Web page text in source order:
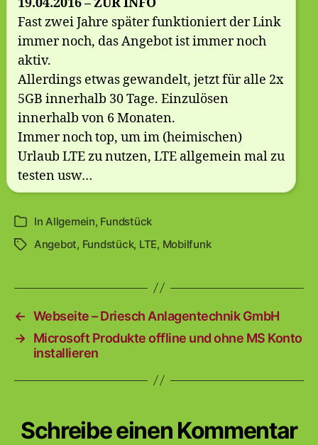
Fast zwei Jahre später funktioniert der Link
immer noch, das Angebot ist immer noch
aktiv.
Allerdings etwas gewandelt, jetzt für alle 2x
5GB innerhalb 30 Tage. Einzulösen
innerhalb von 6 Monaten.
Immer noch top, um im (heimischen)
Urlaub LTE zu nutzen, LTE allgemein mal zu
testen usw…
Kategorien
In Allgemein, Fundstück
Schlagwörter
Angebot, Fundstück, LTE, Mobilfunk
← Webseite – Driesch Anlagentechnik GmbH
→ Microsoft Produkte offline und ohne MS Konto
installieren
Schreibe einen Kommentar